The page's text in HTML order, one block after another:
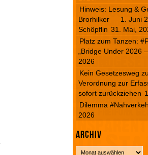
Hinweis: Lesung &
Brorhilker — 1. Juni
Schöpflin 31. Mai,
Platz zum Tanzen:
„Bridge Under 2026
2026
Kein Gesetzesweg
Verordnung zur
sofort zurückziehen
Dilemma
2026
Archiv